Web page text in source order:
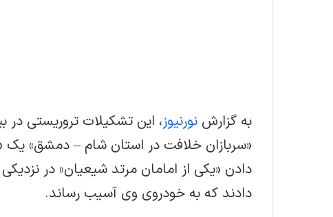
به گزارش نورنیوز، این تشکیلات تروریستی در
«سربازان خلافت در استان شام – دمشق»
دادن «یکی از امامان مرتد شیعیان» در
دادند که به خودروی وی آسیب رساند.